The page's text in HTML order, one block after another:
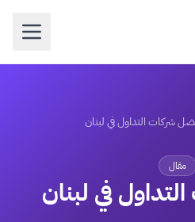
شركات التداول في لبنان
مقال
في لبنان